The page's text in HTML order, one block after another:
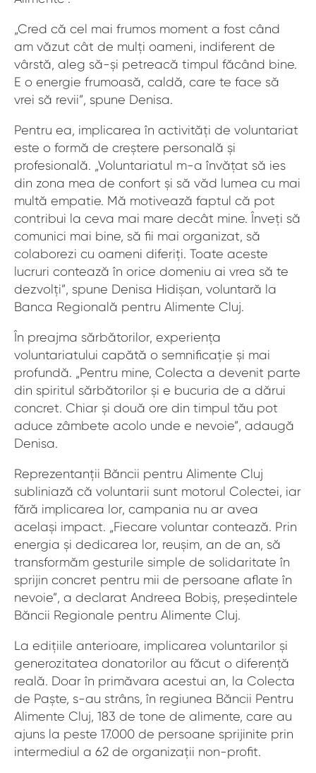
„Cred că cel mai frumos moment a fost când
am văzut cât de mulți oameni, indiferent de
vârstă, aleg să-și petreacă timpul făcând bine.
E o energie frumoasă, caldă, care te face să
vrei să revii”, spune Denisa.
Pentru ea, implicarea în activități de voluntariat
este o formă de creștere personală și
profesională. „Voluntariatul m-a învățat să ies
din zona mea de confort și să văd lumea cu mai
multă empatie. Mă motivează faptul că pot
contribui la ceva mai mare decât mine. Înveți să
comunici mai bine, să fii mai organizat, să
colaborezi cu oameni diferiți. Toate aceste
lucruri contează în orice domeniu ai vrea să te
dezvolți”, spune Denisa Hidișan, voluntară la
Banca Regională pentru Alimente Cluj.
În preajma sărbătorilor, experiența
voluntariatului capătă o semnificație și mai
profundă. „Pentru mine, Colecta a devenit parte
din spiritul sărbătorilor și e bucuria de a dărui
concret. Chiar și două ore din timpul tău pot
aduce zâmbete acolo unde e nevoie”, adaugă
Denisa.
Reprezentanții Băncii pentru Alimente Cluj
subliniază că voluntarii sunt motorul Colectei, iar
fără implicarea lor, campania nu ar avea
același impact. „Fiecare voluntar contează. Prin
energia și dedicarea lor, reușim, an de an, să
transformăm gesturile simple de solidaritate în
sprijin concret pentru mii de persoane aflate în
nevoie”, a declarat Andreea Bobiș, președintele
Băncii Regionale pentru Alimente Cluj.
La edițiile anterioare, implicarea voluntarilor și
generozitatea donatorilor au făcut o diferență
reală. Doar în primăvara acestui an, la Colecta
de Paște, s-au strâns, în regiunea Băncii Pentru
Alimente Cluj, 183 de tone de alimente, care au
ajuns la peste 17.000 de persoane sprijinite prin
intermediul a 62 de organizații non-profit.